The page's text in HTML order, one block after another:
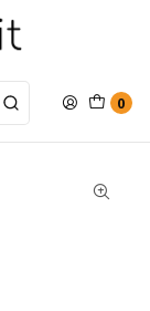
0
en Maps
Pollo 12kg